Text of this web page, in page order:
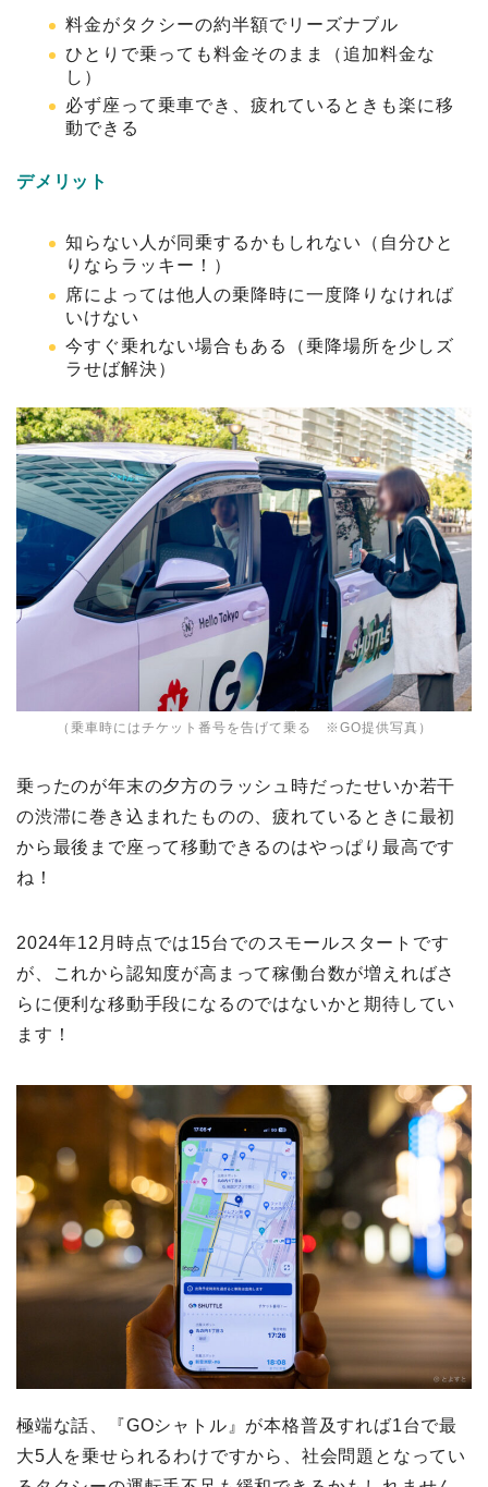
料金がタクシーの約半額でリーズナブル
ひとりで乗っても料金そのまま（追加料金な
し）
必ず座って乗車でき、疲れているときも楽に移
動できる
デメリット
知らない人が同乗するかもしれない（自分ひと
りならラッキー！）
席によっては他人の乗降時に一度降りなければ
いけない
今すぐ乗れない場合もある（乗降場所を少しズ
ラせば解決）
（乗車時にはチケット番号を告げて乗る ※GO提供写真）
乗ったのが年末の夕方のラッシュ時だったせいか若干
の渋滞に巻き込まれたものの、疲れているときに最初
から最後まで座って移動できるのはやっぱり最高です
ね！
2024年12月時点では15台でのスモールスタートです
が、これから認知度が高まって稼働台数が増えればさ
らに便利な移動手段になるのではないかと期待してい
ます！
極端な話、『GOシャトル』が本格普及すれば1台で最
大5人を乗せられるわけですから、社会問題となってい